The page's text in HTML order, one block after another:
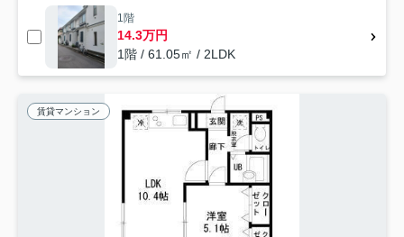
1階
14.3万円
1階 / 61.05㎡ / 2LDK
賃貸マンション